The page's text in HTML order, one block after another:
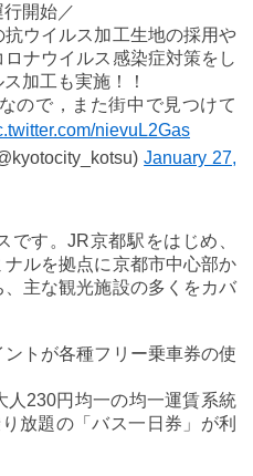
開始／
ウイルス加工生地の採用や
ナウイルス感染症対策をし
加工も実施！！
ので，また街中で見つけて
nievuL2Gas
January 27,
す。JR京都駅をはじめ、
ルを拠点に京都市中心部か
主な観光施設の多くをカバ
トが各種フリー乗車券の使
人230円均一の均一運賃系統
放題の「バス一日券」が利